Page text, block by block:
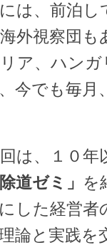
は、前泊
外視察団
ア、ハン
今でも毎月
は、１０
除道ゼミ」 を
した経営者
論と実践を